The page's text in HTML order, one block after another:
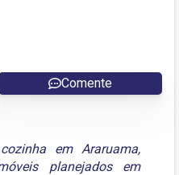
Comente
cozinha em Araruama,
planejados em